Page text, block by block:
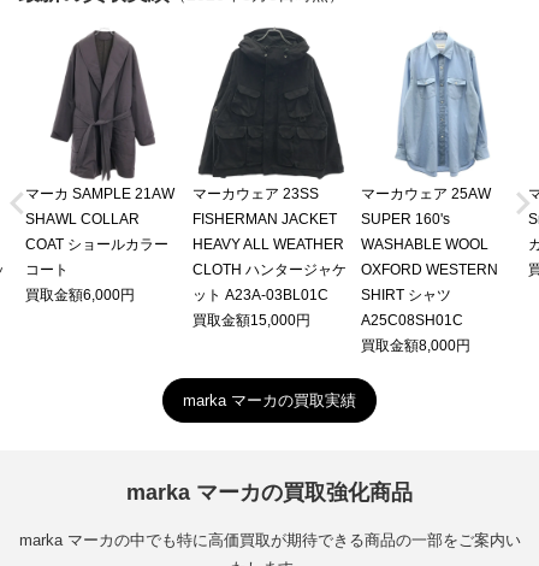
マーカ SAMPLE 21AW
SHAWL COLLAR
COAT ショールカラー
コート
買取金額6,000円
マーカウェア 23SS
FISHERMAN JACKET
HEAVY ALL WEATHER
CLOTH ハンタージャケ
ット A23A-03BL01C
買取金額15,000円
マーカウェア 25AW
SUPER 160's
WASHABLE WOOL
OXFORD WESTERN
SHIRT シャツ
A25C08SH01C
買取金額8,000円
 
marka マーカの買取実績
marka マーカの買取強化商品
marka マーカの中でも特に高価買取が期待できる商品の一部をご案内い